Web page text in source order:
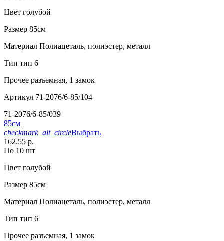
Цвет голубой
Размер 85см
Материал Полиацеталь, полиэстер, металл
Тип тип 6
Прочее разъемная, 1 замок
Артикул 71-2076/6-85/104
71-2076/6-85/039
85см
checkmark_alt_circleВыбрать
162.55 р.
По 10 шт
Цвет голубой
Размер 85см
Материал Полиацеталь, полиэстер, металл
Тип тип 6
Прочее разъемная, 1 замок